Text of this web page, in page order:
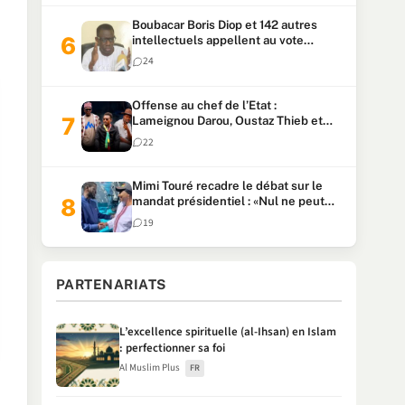
Boubacar Boris Diop et 142 autres
intellectuels appellent au vote
urgent de la révision
constitutionnelle
24
Offense au chef de l’Etat :
Lameignou Darou, Oustaz Thieb et
Ndiaye Touba lourdement
condamnés
22
Mimi Touré recadre le débat sur le
mandat présidentiel : «Nul ne peut
faire plus de deux mandats
consécutifs de 5 ans»
19
PARTENARIATS
L’excellence spirituelle (al-Ihsan) en Islam
: perfectionner sa foi
Al Muslim Plus FR